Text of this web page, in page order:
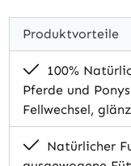
Produktvorteile
100%
Pferde und
Fellwechsel,
Natürlicher